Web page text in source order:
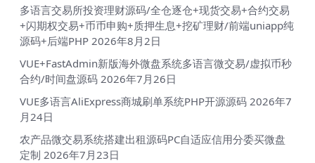
多语言交易所投资理财源码/全仓逐仓+现货交易+合约交易
+闪期权交易+币币申购+质押生息+挖矿理财/前端uniapp纯
源码+后端PHP 2026年8月2日
VUE+FastAdmin新版海外微盘系统多语言微交易/虚拟币秒
合约/时间盘源码 2026年7月26日
VUE多语言AliExpress商城刷单系统PHP开源源码 2026年7
月24日
农产品微交易系统搭建出租源码PC自适应信用分委买微盘
定制 2026年7月23日